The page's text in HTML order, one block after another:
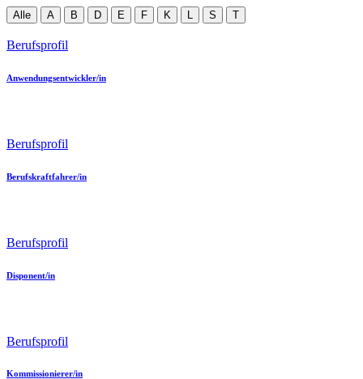
Alle A B D E F K L S T
Berufsprofil
Anwendungsentwickler/in
Berufsprofil
Berufskraftfahrer/in
Berufsprofil
Disponent/in
Berufsprofil
Kommissionierer/in